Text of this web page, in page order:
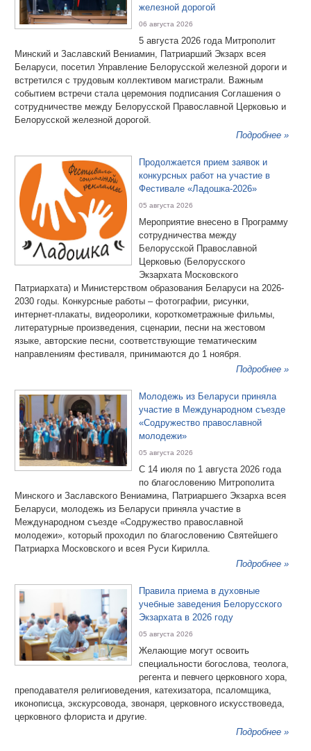
железной дорогой
06 августа 2026
5 августа 2026 года Митрополит
Минский и Заславский Вениамин, Патриарший Экзарх всея
Беларуси, посетил Управление Белорусской железной дороги и
встретился с трудовым коллективом магистрали. Важным
событием встречи стала церемония подписания Соглашения о
сотрудничестве между Белорусской Православной Церковью и
Белорусской железной дорогой.
Подробнее »
Продолжается прием заявок и
конкурсных работ на участие в
Фестивале «Ладошка-2026»
05 августа 2026
Мероприятие внесено в Программу
сотрудничества между
Белорусской Православной
Церковью (Белорусского
Экзархата Московского
Патриархата) и Министерством образования Беларуси на 2026-
2030 годы. Конкурсные работы – фотографии, рисунки,
интернет-плакаты, видеоролики, короткометражные фильмы,
литературные произведения, сценарии, песни на жестовом
языке, авторские песни, соответствующие тематическим
направлениям фестиваля, принимаются до 1 ноября.
Подробнее »
Молодежь из Беларуси приняла
участие в Международном съезде
«Содружество православной
молодежи»
05 августа 2026
С 14 июля по 1 августа 2026 года
по благословению Митрополита
Минского и Заславского Вениамина, Патриаршего Экзарха всея
Беларуси, молодежь из Беларуси приняла участие в
Международном съезде «Содружество православной
молодежи», который проходил по благословению Святейшего
Патриарха Московского и всея Руси Кирилла.
Подробнее »
Правила приема в духовные
учебные заведения Белорусского
Экзархата в 2026 году
05 августа 2026
Желающие могут освоить
специальности богослова, теолога,
регента и певчего церковного хора,
преподавателя религиоведения, катехизатора, псаломщика,
иконописца, экскурсовода, звонаря, церковного искусствоведа,
церковного флориста и другие.
Подробнее »